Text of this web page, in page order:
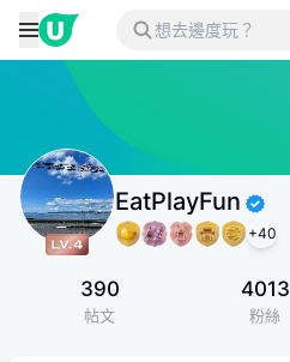
EatPlayFun
+40
390
帖文
4013
粉絲